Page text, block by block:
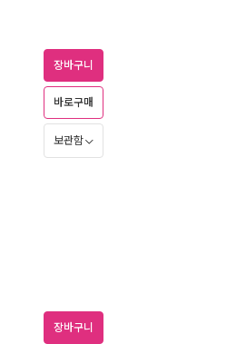
장바구니
바로구매
보관함
장바구니